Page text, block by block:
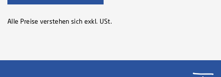
Alle Preise verstehen sich exkl. USt.